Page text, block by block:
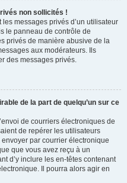
non sollicités !
messages privés d’un utilisateur
le panneau de contrôle de
privés de manière abusive de la
aux modérateurs. Ils
des messages privés.
de la part de quelqu’un sur ce
de courriers électroniques de
de repérer les utilisateurs
par courrier électronique
que vous avez reçu à un
d’y inclure les en-têtes contenant
Il pourra alors agir en